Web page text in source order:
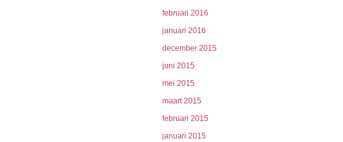
februari 2016
januari 2016
december 2015
juni 2015
mei 2015
maart 2015
februari 2015
januari 2015